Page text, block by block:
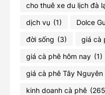
cho thuê xe du lịch đà
dịch vụ (1) Dolce
đời sống (3) giá cà
giá cà phê hôm nay (1)
giá cà phê Tây Nguyên
kinh doanh cà phê